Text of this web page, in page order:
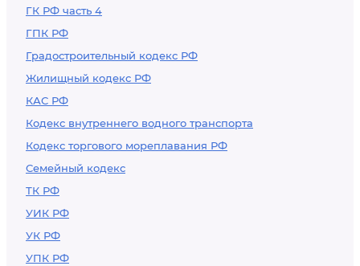
ГК РФ часть 4
ГПК РФ
Градостроительный кодекс РФ
Жилищный кодекс РФ
КАС РФ
Кодекс внутреннего водного транспорта
Кодекс торгового мореплавания РФ
Семейный кодекс
ТК РФ
УИК РФ
УК РФ
УПК РФ